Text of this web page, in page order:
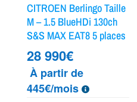
CITROEN Berlingo Taille
M – 1.5 BlueHDi 130ch
S&S MAX EAT8 5 places
28 990€
À partir de
445€/mois